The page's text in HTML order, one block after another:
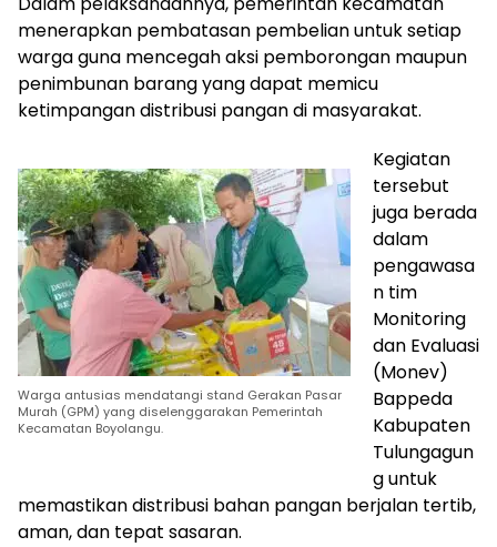
menerapkan pembatasan pembelian untuk setiap
warga guna mencegah aksi pemborongan maupun
penimbunan barang yang dapat memicu
ketimpangan distribusi pangan di masyarakat.
Warga antusias mendatangi stand Gerakan Pasar
Murah (GPM) yang diselenggarakan Pemerintah
Kecamatan Boyolangu.
Kegiatan
tersebut
juga berada
dalam
pengawasa
n tim
Monitoring
dan Evaluasi
(Monev)
Bappeda
Kabupaten
Tulungagun
g untuk
memastikan distribusi bahan pangan berjalan tertib,
aman, dan tepat sasaran.